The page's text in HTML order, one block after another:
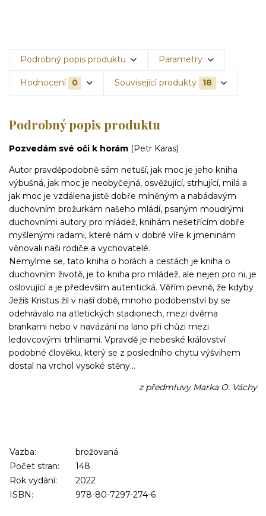
Podrobný popis produktu Parametry
Hodnocení 0 Související produkty 18
Podrobný popis produktu
Pozvedám své oči k horám (Petr Karas)
Autor pravděpodobně sám netuší, jak moc je jeho kniha
výbušná, jak moc je neobyčejná, osvěžující, strhující, milá a
jak moc je vzdálena jistě dobře míněným a nabádavým
duchovním brožurkám našeho mládí, psaným moudrými
duchovními autory pro mládež, knihám nešetřícím dobře
myšlenými radami, které nám v dobré víře k jmeninám
věnovali naši rodiče a vychovatelé.
Nemylme se, tato kniha o horách a cestách je kniha o
duchovním životě, je to kniha pro mládež, ale nejen pro ni, je
oslovující a je především autentická. Věřím pevně, že kdyby
Ježíš Kristus žil v naší době, mnoho podobenství by se
odehrávalo na atletických stadionech, mezi dvěma
brankami nebo v navázání na lano při chůzi mezi
ledovcovými trhlinami. Vpravdě je nebeské království
podobné člověku, který se z posledního chytu výšvihem
dostal na vrchol vysoké stěny...
z předmluvy Marka O. Váchy
Vazba:
brožovaná
Počet stran:
148
Rok vydání:
2022
ISBN:
978-80-7297-274-6